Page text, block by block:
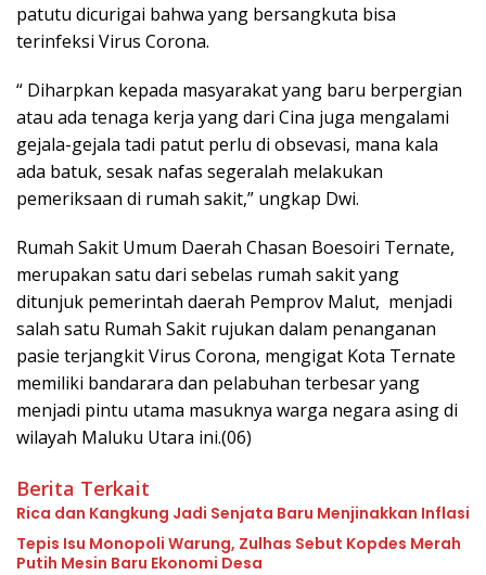
patutu dicurigai bahwa yang bersangkuta bisa
terinfeksi Virus Corona.
“ Diharpkan kepada masyarakat yang baru berpergian
atau ada tenaga kerja yang dari Cina juga mengalami
gejala-gejala tadi patut perlu di obsevasi, mana kala
ada batuk, sesak nafas segeralah melakukan
pemeriksaan di rumah sakit,” ungkap Dwi.
Rumah Sakit Umum Daerah Chasan Boesoiri Ternate,
merupakan satu dari sebelas rumah sakit yang
ditunjuk pemerintah daerah Pemprov Malut, menjadi
salah satu Rumah Sakit rujukan dalam penanganan
pasie terjangkit Virus Corona, mengigat Kota Ternate
memiliki bandarara dan pelabuhan terbesar yang
menjadi pintu utama masuknya warga negara asing di
wilayah Maluku Utara ini.(06)
Berita Terkait
Rica dan Kangkung Jadi Senjata Baru Menjinakkan Inflasi
Tepis Isu Monopoli Warung, Zulhas Sebut Kopdes Merah
Putih Mesin Baru Ekonomi Desa